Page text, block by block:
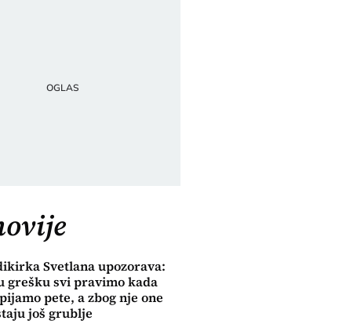
Svetlana upozorava:
grešku svi pravimo kada
pete, a zbog nje one
još grublje